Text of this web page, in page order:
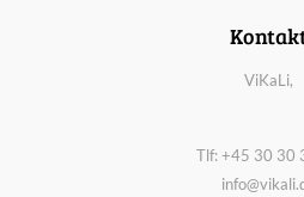
ViKaLi,
Tlf: +45 30 30